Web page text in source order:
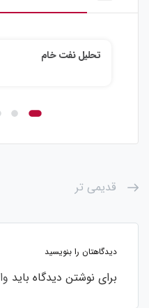
تحلیل نقره
قدیمی تر
دیدگاهتان را بنویسید
برای نوشتن دیدگاه باید